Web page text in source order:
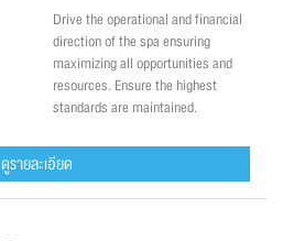
Drive the operational and financial
direction of the spa ensuring
maximizing all opportunities and
resources. Ensure the highest
standards are maintained.
ดูรายละเอียด